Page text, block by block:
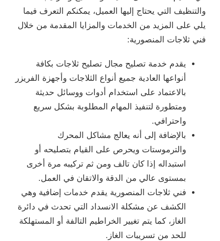
والتنظيف التي يحتاج إليها العميل، يمكنكم التعرف فيما
يلي على المزيد من الخدمات والمزايا المقدمة من خلال
فني ثلاجات المنصورية:
يقدم خدمة تصليح مجال تصليح ثلاجات بكافة
أنواعها العادية جميع أنواع الثلاجات وأجهزة الفريزر
بالاعتماد على استخدام أدوات ووسائل حديثة
ومتطورة لتنفيذ المهام المطلوبة بشكل سريع
واحترافي.
بالإضافة إلى أنه يعالج مشاكل المحرك
والترموستات ويحرص على القيام بتصليحه أو
استبداله إذا كان تالف ومن ثم تركيبه مرة أخرى
بمستوى عالي من الدقة والاتقان في العمل.
فني ثلاجات المنصورية يقدم خدمات إضافية وهي
الكشف عن مشكلة الانسداد التي تحدث في دائرة
الغاز، كما يتم تغيير الخراطيم التالفة أو المستهلكة
للحد من تسريبات الغاز.